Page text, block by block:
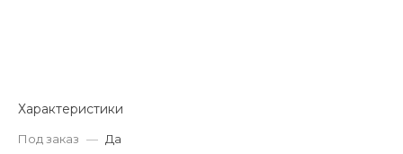
Характеристики
Под заказ — Да